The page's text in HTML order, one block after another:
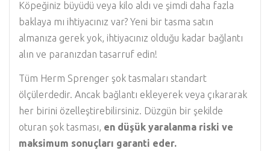
Köpeğiniz büyüdü veya kilo aldı ve şimdi daha fazla
baklaya mı ihtiyacınız var? Yeni bir tasma satın
almanıza gerek yok, ihtiyacınız olduğu kadar bağlantı
alın ve paranızdan tasarruf edin!
Tüm Herm Sprenger şok tasmaları standart
ölçülerdedir. Ancak bağlantı ekleyerek veya çıkararak
her birini özelleştirebilirsiniz. Düzgün bir şekilde
oturan şok tasması, en düşük yaralanma riski ve
maksimum sonuçları garanti eder.